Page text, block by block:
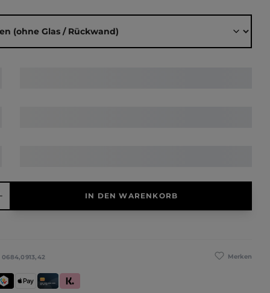
IN DEN WARENKORB
Merken
0684,0913,42
Apple Pay
Kredit- und Debitkarte
Klarna (Rechnung / Ratenkauf / Sofort)